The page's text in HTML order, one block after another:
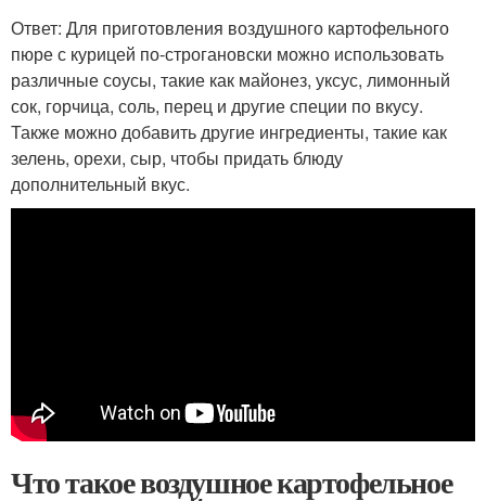
Ответ: Для приготовления воздушного картофельного
пюре с курицей по-строгановски можно использовать
различные соусы, такие как майонез, уксус, лимонный
сок, горчица, соль, перец и другие специи по вкусу.
Также можно добавить другие ингредиенты, такие как
зелень, орехи, сыр, чтобы придать блюду
дополнительный вкус.
Что такое воздушное картофельное